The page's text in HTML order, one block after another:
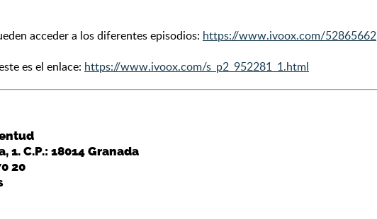
acceder a los diferentes episodios: https://www.ivoox.com/52865662
es el enlace: https://www.ivoox.com/s_p2_952281_1.html
C.P.: 18014 Granada
20